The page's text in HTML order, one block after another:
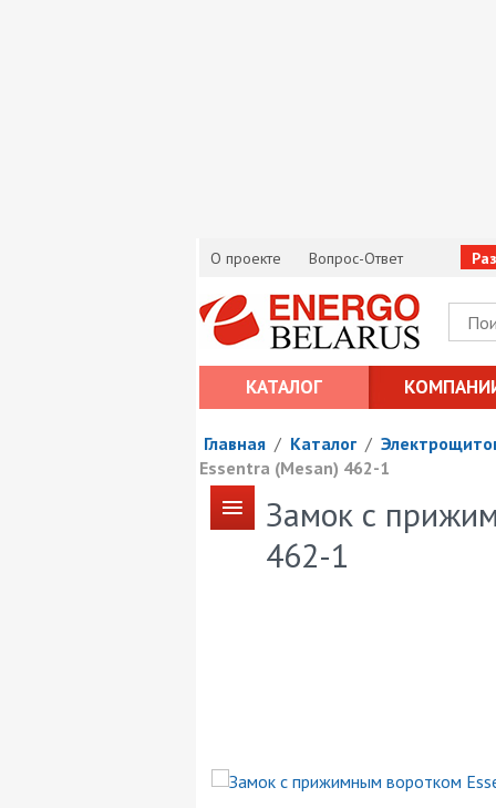
О проекте Вопрос-Ответ
КАТАЛОГ
Главная / Каталог /
Essentra (Mesan) 462-1
Замок с
462-1